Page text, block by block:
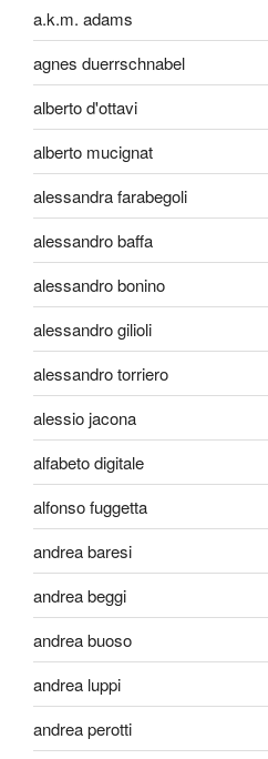
a.k.m. adams
agnes duerrschnabel
alberto d'ottavi
alberto mucignat
alessandra farabegoli
alessandro baffa
alessandro bonino
alessandro gilioli
alessandro torriero
alessio jacona
alfabeto digitale
alfonso fuggetta
andrea baresi
andrea beggi
andrea buoso
andrea luppi
andrea perotti